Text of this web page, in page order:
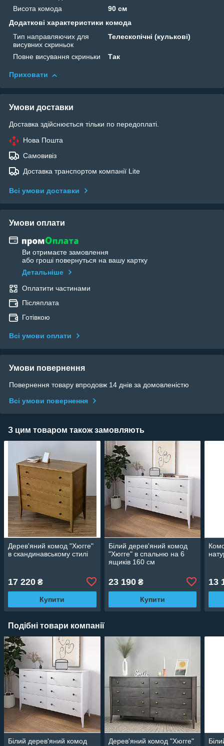
Висота комода
90 см
Додаткові характеристики комода
Тип направляючих для
висувних скриньок
Телескопічні (кулькові)
Повне висування скриньки Так
Приховати
Умови доставки
Доставка здійснюється тільки по передоплаті.
Нова Пошта
Самовивіз
Доставка транспортом компанії Lite
Всі умови доставки
Умови оплати
Ви отримаєте замовлення
або гроші повернуться на вашу картку
Детальніше
Оплатити частинами
Післяплата
Готівкою
Всі умови оплати
Умови повернення
Повернення товару впродовж 14 днів за домовленістю
Всі умови повернення
З цим товаром також замовляють
Дерев'яний комод "Хюгге"
в скандинавському стилі
17 220 ₴
Купити
Білий дерев'яний комод
"Хюгге" в спальню на 6
ящиків 160 см
23 190₴
Купити
13
Подібні товари компанії
Білий дерев'яний комод
Дерев'яний комод "Хюгге"